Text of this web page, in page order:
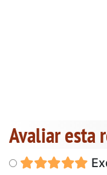
Avaliar esta